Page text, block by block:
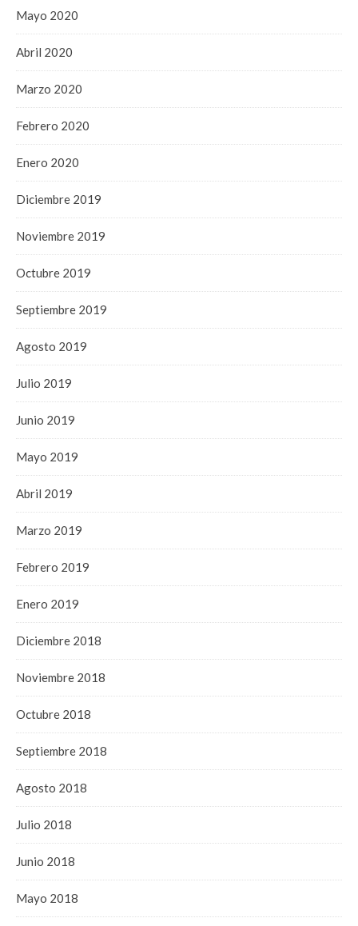
Mayo 2020
Abril 2020
Marzo 2020
Febrero 2020
Enero 2020
Diciembre 2019
Noviembre 2019
Octubre 2019
Septiembre 2019
Agosto 2019
Julio 2019
Junio 2019
Mayo 2019
Abril 2019
Marzo 2019
Febrero 2019
Enero 2019
Diciembre 2018
Noviembre 2018
Octubre 2018
Septiembre 2018
Agosto 2018
Julio 2018
Junio 2018
Mayo 2018